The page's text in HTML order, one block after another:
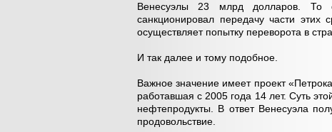
Венесуэлы 23 млрд долларов. То
санкционировал передачу части этих
осуществляет попытку переворота в
И так далее и тому подобное.
Важное значение имеет проект
работавшая с 2005 года 14 лет. Суть
нефтепродукты. В ответ Венесуэла
продовольствие.